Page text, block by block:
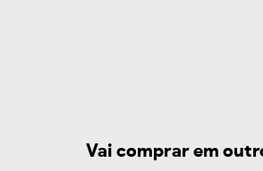
Vai comprar em